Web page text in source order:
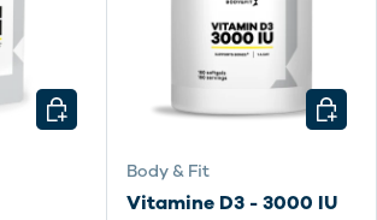
KIES MOGELIJKHEDEN
Body & Fit
Vitamine D3 - 3000 IU
KIES